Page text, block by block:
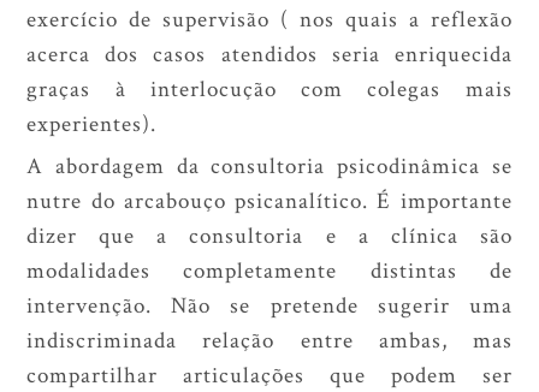
exercício de supervisão ( nos quais a reflexão
acerca dos casos atendidos seria enriquecida
graças à interlocução com colegas mais
experientes).
A abordagem da consultoria psicodinâmica se
nutre do arcabouço psicanalítico. É importante
dizer que a consultoria e a clínica são
modalidades completamente distintas de
intervenção. Não se pretende sugerir uma
indiscriminada relação entre ambas, mas
compartilhar articulações que podem ser